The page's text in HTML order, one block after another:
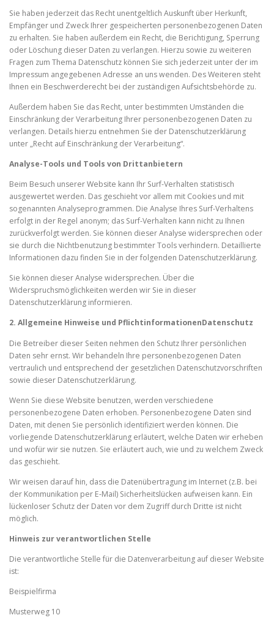
Sie haben jederzeit das Recht unentgeltlich Auskunft über Herkunft,
Empfänger und Zweck Ihrer gespeicherten personenbezogenen Daten
zu erhalten. Sie haben außerdem ein Recht, die Berichtigung, Sperrung
oder Löschung dieser Daten zu verlangen. Hierzu sowie zu weiteren
Fragen zum Thema Datenschutz können Sie sich jederzeit unter der im
Impressum angegebenen Adresse an uns wenden. Des Weiteren steht
Ihnen ein Beschwerderecht bei der zuständigen Aufsichtsbehörde zu.
Außerdem haben Sie das Recht, unter bestimmten Umständen die
Einschränkung der Verarbeitung Ihrer personenbezogenen Daten zu
verlangen. Details hierzu entnehmen Sie der Datenschutzerklärung
unter „Recht auf Einschränkung der Verarbeitung“.
Analyse-Tools und Tools von Drittanbietern
Beim Besuch unserer Website kann Ihr Surf-Verhalten statistisch
ausgewertet werden. Das geschieht vor allem mit Cookies und mit
sogenannten Analyseprogrammen. Die Analyse Ihres Surf-Verhaltens
erfolgt in der Regel anonym; das Surf-Verhalten kann nicht zu Ihnen
zurückverfolgt werden. Sie können dieser Analyse widersprechen oder
sie durch die Nichtbenutzung bestimmter Tools verhindern. Detaillierte
Informationen dazu finden Sie in der folgenden Datenschutzerklärung.
Sie können dieser Analyse widersprechen. Über die
Widerspruchsmöglichkeiten werden wir Sie in dieser
Datenschutzerklärung informieren.
2. Allgemeine Hinweise und PflichtinformationenDatenschutz
Die Betreiber dieser Seiten nehmen den Schutz Ihrer persönlichen
Daten sehr ernst. Wir behandeln Ihre personenbezogenen Daten
vertraulich und entsprechend der gesetzlichen Datenschutzvorschriften
sowie dieser Datenschutzerklärung.
Wenn Sie diese Website benutzen, werden verschiedene
personenbezogene Daten erhoben. Personenbezogene Daten sind
Daten, mit denen Sie persönlich identifiziert werden können. Die
vorliegende Datenschutzerklärung erläutert, welche Daten wir erheben
und wofür wir sie nutzen. Sie erläutert auch, wie und zu welchem Zweck
das geschieht.
Wir weisen darauf hin, dass die Datenübertragung im Internet (z.B. bei
der Kommunikation per E-Mail) Sicherheitslücken aufweisen kann. Ein
lückenloser Schutz der Daten vor dem Zugriff durch Dritte ist nicht
möglich.
Hinweis zur verantwortlichen Stelle
Die verantwortliche Stelle für die Datenverarbeitung auf dieser Website
ist:
Beispielfirma
Musterweg 10